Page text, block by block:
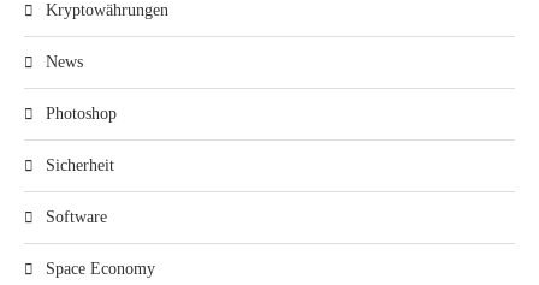
Kryptowährungen
News
Photoshop
Sicherheit
Software
Space Economy